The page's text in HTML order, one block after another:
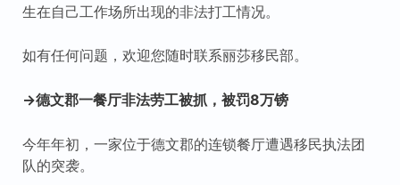
生在自己工作场所出现的非法打工情况。
如有任何问题，欢迎您随时联系丽莎移民部。
→德文郡一餐厅非法劳工被抓，被罚8万镑
今年年初，一家位于德文郡的连锁餐厅遭遇移民执法团
队的突袭。